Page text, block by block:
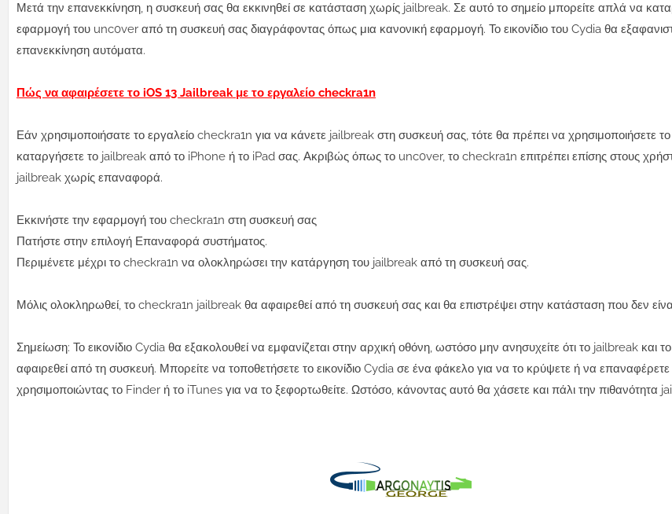
Μετά την επανεκκίνηση, η συσκευή σας θα εκκινηθεί σε κατάσταση χωρίς jailbreak. Σε αυτό το σημείο μπορείτε απλά να
εφαρμογή του unc0ver από τη συσκευή σας διαγράφοντας όπως μια κανονική εφαρμογή. Το εικονίδιο του Cydia θα
επανεκκίνηση αυτόματα.
Πώς να αφαιρέσετε το iOS 13 Jailbreak με το εργαλείο checkra1n
Εάν χρησιμοποιήσατε το εργαλείο checkra1n για να κάνετε jailbreak στη συσκευή σας, τότε θα πρέπει να χρησιμοποιήσετε το
καταργήσετε το jailbreak από το iPhone ή το iPad σας. Ακριβώς όπως το unc0ver, το checkra1n επιτρέπει επίσης στους
jailbreak χωρίς επαναφορά.
Εκκινήστε την εφαρμογή του checkra1n στη συσκευή σας
Πατήστε στην επιλογή Επαναφορά συστήματος.
Περιμένετε μέχρι το checkra1n να ολοκληρώσει την κατάργηση του jailbreak από τη συσκευή σας.
Μόλις ολοκληρωθεί, το checkra1n jailbreak θα αφαιρεθεί από τη συσκευή σας και θα επιστρέψει στην κατάσταση που δεν
Σημείωση: Το εικονίδιο Cydia θα εξακολουθεί να εμφανίζεται στην αρχική οθόνη, ωστόσο μην ανησυχείτε ότι το jailbreak και
αφαιρεθεί από τη συσκευή. Μπορείτε να τοποθετήσετε το εικονίδιο Cydia σε ένα φάκελο για να το κρύψετε ή να
χρησιμοποιώντας το Finder ή το iTunes για να το ξεφορτωθείτε. Ωστόσο, κάνοντας αυτό θα χάσετε και πάλι την πιθανότητα